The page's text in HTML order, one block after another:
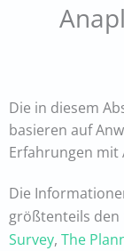
Die in diesem
basieren auf
Erfahrungen mit
Die
größtenteils den
Survey, The